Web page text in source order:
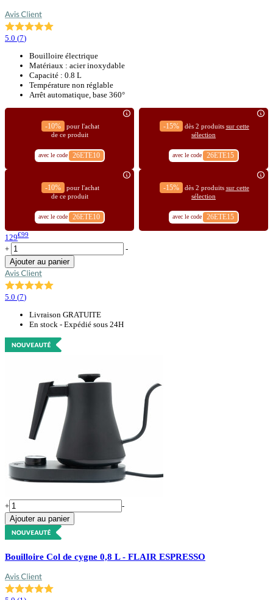
5.0 (7)
Bouilloire électrique
Matériaux : acier inoxydable
Capacité : 0.8 L
Température non réglable
Arrêt automatique, base 360°
-10%
pour l'achat
de ce produit
avec le code 26ETE10
-15% dès 2 produits sur cette
sélection
avec le code 26ETE15
-10%
pour l'achat
de ce produit
avec le code 26ETE10
-15% dès 2 produits sur cette
sélection
avec le code 26ETE15
129€99
+
-
Ajouter au panier
5.0 (7)
Livraison GRATUITE
En stock - Expédié sous 24H
+
-
Ajouter au panier
Bouilloire Col de cygne 0,8 L - FLAIR ESPRESSO